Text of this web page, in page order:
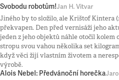
Svobodu robotům!Jan H. Vitvar
Jiného by to složilo, ale Krištof Kintera
překvapen. Den před vernisáží jeho
jeden z jeho objektů náhle otočil kolem
stropu svou vahou několika set
když věci žijí vlastním životem a
výrobě.
Alois Nebel: Předvánoční horečka